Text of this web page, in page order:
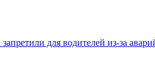
для водителей из-за